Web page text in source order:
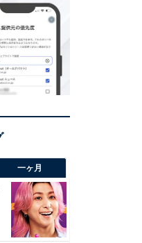
一ヶ月